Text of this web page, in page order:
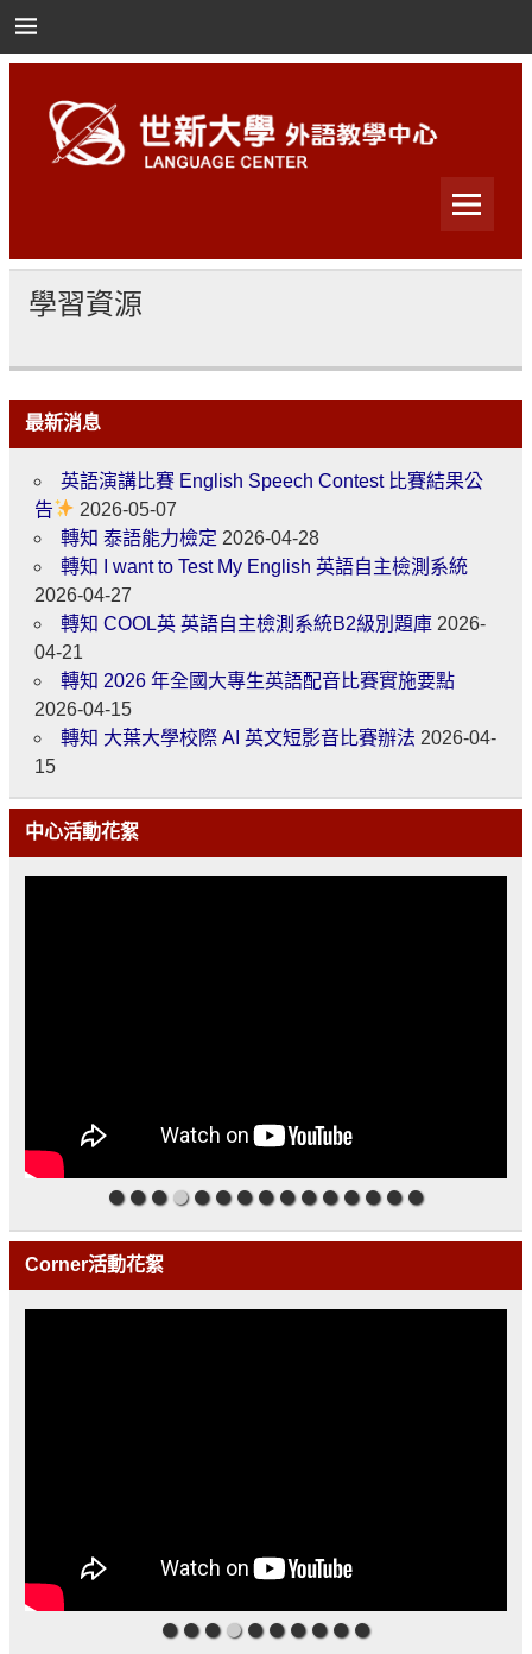
世新大學外語教學中心
學習資源
最新消息
英語演講比賽 English Speech Contest 比賽結果公
告
2026-05-07
轉知 泰語能力檢定 2026-04-28
轉知 I want to Test My English 英語自主檢測系統
2026-04-27
轉知 COOL英 英語自主檢測系統B2級別題庫 2026-
04-21
轉知 2026 年全國大專生英語配音比賽實施要點
2026-04-15
轉知 大葉大學校際 AI 英文短影音比賽辦法 2026-04-
15
中心活動花絮
Corner活動花絮